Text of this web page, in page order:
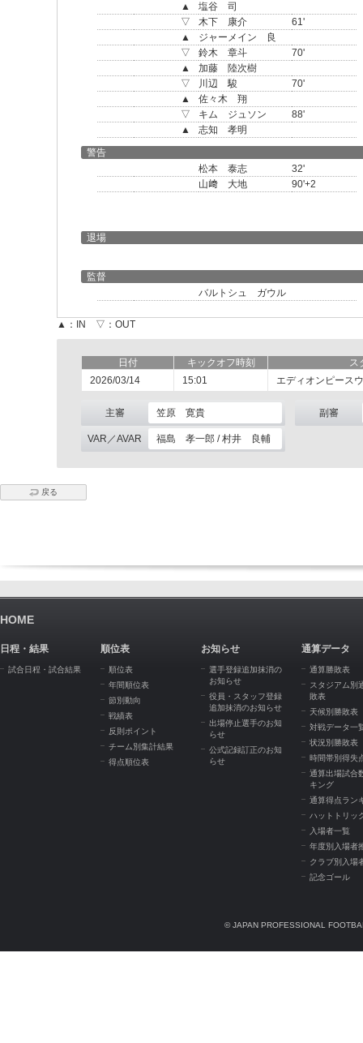
▲
塩谷 司
▽
木下 康介
61'
▲
ジャーメイン 良
▽
鈴木 章斗
70'
▲
加藤 陸次樹
▽
川辺 駿
70'
▲
佐々木 翔
▽
キム ジュソン
88'
▲
志知 孝明
警告
松本 泰志
32'
山﨑 大地
90'+2
退場
監督
バルトシュ ガウル
▲：IN ▽：OUT
日付 キックオフ時刻
ス
2026/03/14
15:01 エディオンピース
主審 笠原 寛貴 副審
VAR／AVAR 福島 孝一郎 / 村井 良輔
戻る
HOME
日程・結果
試合日程・試合結果
順位表
順位表
年間順位表
節別動向
戦績表
反則ポイント
チーム別集計結果
得点順位表
お知らせ
選手登録追加抹消の
お知らせ
役員・スタッフ登録
追加抹消のお知らせ
出場停止選手のお知
らせ
公式記録訂正のお知
らせ
通算データ
通算勝敗表
スタジアム別
敗表
天候別勝敗表
対戦データ一
状況別勝敗表
時間帯別得失
通算出場試合
キング
通算得点ラン
ハットトリッ
入場者一覧
年度別入場者
クラブ別入場
記念ゴール
© JAPAN PROFESSIONAL